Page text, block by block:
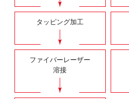
タッピング加工
ファイバーレーザー
溶接